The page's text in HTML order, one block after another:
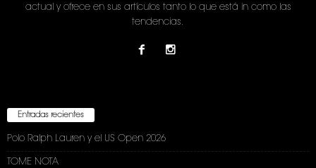
actual y ofrece en sus artículos tanto lo que está in como las
tendencias.
Entradas recientes
Polo Ralph Lauren y el US Open 2026
TOME NOTA